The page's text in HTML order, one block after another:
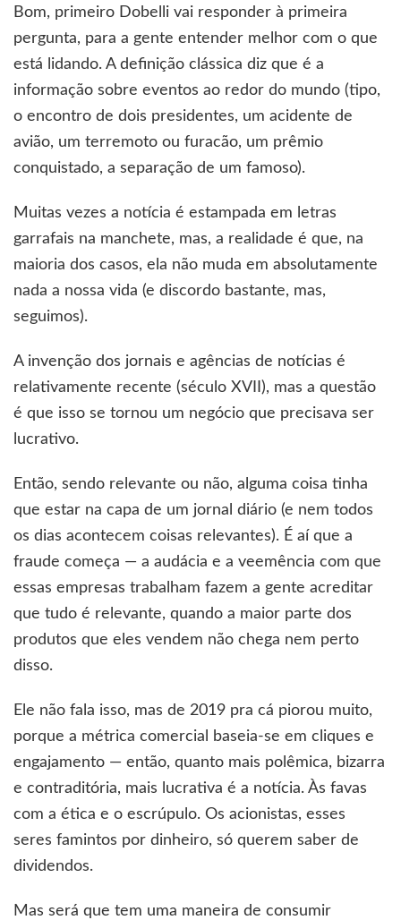
Bom, primeiro Dobelli vai responder à primeira
pergunta, para a gente entender melhor com o que
está lidando. A definição clássica diz que é a
informação sobre eventos ao redor do mundo (tipo,
o encontro de dois presidentes, um acidente de
avião, um terremoto ou furacão, um prêmio
conquistado, a separação de um famoso).
Muitas vezes a notícia é estampada em letras
garrafais na manchete, mas, a realidade é que, na
maioria dos casos, ela não muda em absolutamente
nada a nossa vida (e discordo bastante, mas,
seguimos).
A invenção dos jornais e agências de notícias é
relativamente recente (século XVII), mas a questão
é que isso se tornou um negócio que precisava ser
lucrativo.
Então, sendo relevante ou não, alguma coisa tinha
que estar na capa de um jornal diário (e nem todos
os dias acontecem coisas relevantes). É aí que a
fraude começa — a audácia e a veemência com que
essas empresas trabalham fazem a gente acreditar
que tudo é relevante, quando a maior parte dos
produtos que eles vendem não chega nem perto
disso.
Ele não fala isso, mas de 2019 pra cá piorou muito,
porque a métrica comercial baseia-se em cliques e
engajamento — então, quanto mais polêmica, bizarra
e contraditória, mais lucrativa é a notícia. Às favas
com a ética e o escrúpulo. Os acionistas, esses
seres famintos por dinheiro, só querem saber de
dividendos.
Mas será que tem uma maneira de consumir